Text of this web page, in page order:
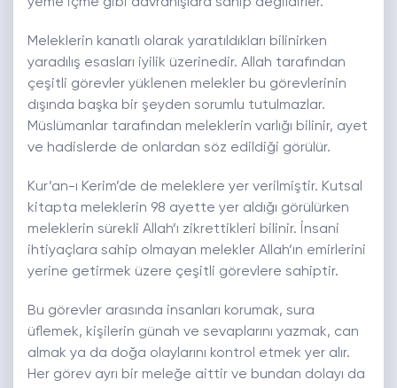
Meleklerin kanatlı olarak yaratıldıkları bilinirken
yaradılış esasları iyilik üzerinedir. Allah tarafından
çeşitli görevler yüklenen melekler bu görevlerinin
dışında başka bir şeyden sorumlu tutulmazlar.
Müslümanlar tarafından meleklerin varlığı bilinir, ayet
ve hadislerde de onlardan söz edildiği görülür.
Kur’an-ı Kerim’de de meleklere yer verilmiştir. Kutsal
kitapta meleklerin 98 ayette yer aldığı görülürken
meleklerin sürekli Allah’ı zikrettikleri bilinir. İnsani
ihtiyaçlara sahip olmayan melekler Allah’ın emirlerini
yerine getirmek üzere çeşitli görevlere sahiptir.
Bu görevler arasında insanları korumak, sura
üflemek, kişilerin günah ve sevaplarını yazmak, can
almak ya da doğa olaylarını kontrol etmek yer alır.
Her görev ayrı bir meleğe aittir ve bundan dolayı da